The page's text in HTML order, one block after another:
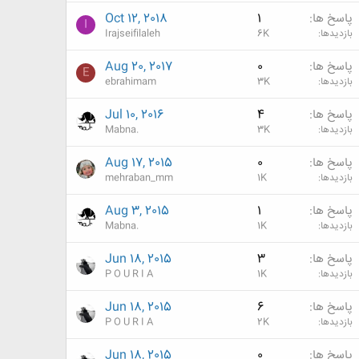
پاسخ ها 1
بازدیدها 6K
Oct 12, 2018
Irajseifilaleh
I
پاسخ ها 0
بازدیدها 3K
Aug 20, 2017
ebrahimam
E
پاسخ ها 4
بازدیدها 3K
Jul 10, 2016
Mabna.
پاسخ ها 0
بازدیدها 1K
Aug 17, 2015
mehraban_mm
پاسخ ها 1
بازدیدها 1K
Aug 3, 2015
Mabna.
پاسخ ها 3
بازدیدها 1K
Jun 18, 2015
P O U R I A
پاسخ ها 6
بازدیدها 2K
Jun 18, 2015
P O U R I A